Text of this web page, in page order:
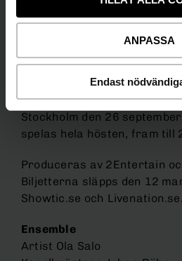
ANPASSA
Endast
Ola Salos – It takes a fool to
Efter sommaruppehåll
Arena, där den spelas under
premiär den 6 september.
efterlängtad premiärpå
Stockholm den 26 september
spelas hela hösten, fram till
Produceras av 2Entertain
Biljetterna släpps den 12
Showtic.se och Livenation.se.
Ensemble
Artist Ola Salo